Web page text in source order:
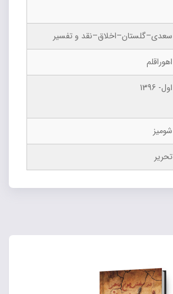
سعدی–گلستان–اخلاق–نقد و تفسیر
اهوراقلم
اول- 1396
شومیز
تحریر